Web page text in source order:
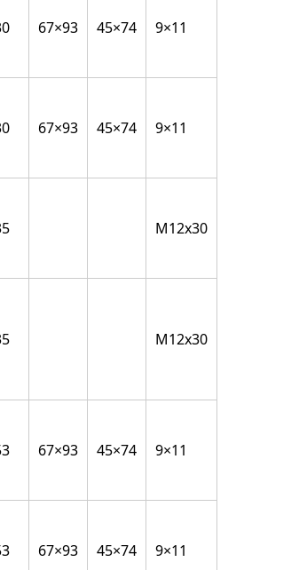
67×93 45×74 9×11
67×93 45×74 9×11
M12x30
M12x30
67×93 45×74 9×11
67×93 45×74 9×11